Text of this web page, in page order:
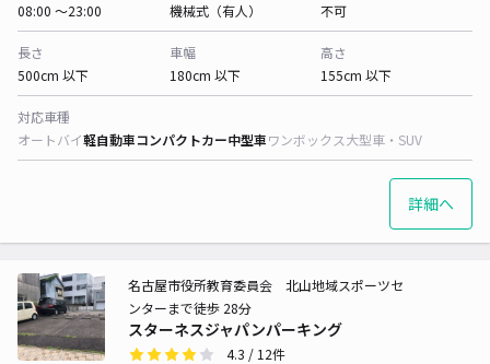
08:00 〜23:00
機械式（有人）
不可
長さ
500cm 以下
車幅
180cm 以下
高さ
155cm 以下
対応車種
オートバイ軽自動車コンパクトカー中型車ワンボックス大型車・SUV
詳細へ
スターネスジャパンパーキング
名古屋市役所教育委員会 北山地域スポーツセ
ンターまで徒歩 28分
4.3 / 12件